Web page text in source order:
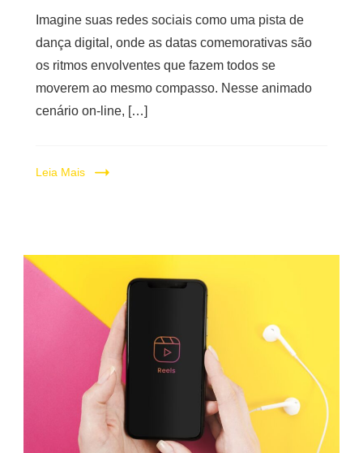
Imagine suas redes sociais como uma pista de
dança digital, onde as datas comemorativas são
os ritmos envolventes que fazem todos se
moverem ao mesmo compasso. Nesse animado
cenário on-line, […]
Leia Mais